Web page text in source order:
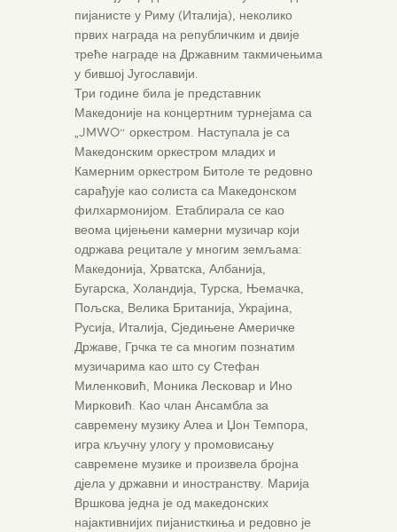
пијанисте у Риму (Италија), неколико
првих награда на републичким и двије
треће награде на Државним такмичењима
у бившој Југославији.
Три године била је представник
Македоније на концертним турнејама са
„JMWO“ оркестром. Наступала је сa
Македонским оркестром младих и
Камерним оркестром Битоле те редовно
сарађује као солиста са Македонском
филхармонијом. Етаблирала се као
веома цијењени камерни музичар који
одржава рецитале у многим земљама:
Македонија, Хрватска, Албанија,
Бугарска, Холандија, Турска, Њемачка,
Пољска, Велика Британија, Украјина,
Русија, Италија, Сједињене Америчке
Државе, Грчка те са многим познатим
музичарима као што су Стефан
Миленковић, Моника Лесковар и Ино
Мирковић. Као члан Ансамбла за
савремену музику Алеа и Џон Темпора,
игра кључну улогу у промовисању
савремене музике и произвела бројна
дјела у државни и иностранству. Марија
Вршкова једна је од македонских
најактивнијих пијанисткиња и редовно је